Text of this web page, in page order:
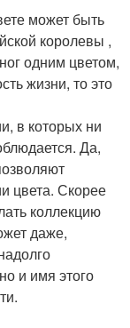
может быть
королевы ,
одним цветом,
жизни, то это
в которых ни
Да,
цвета. Скорее
коллекцию
даже,
и имя этого